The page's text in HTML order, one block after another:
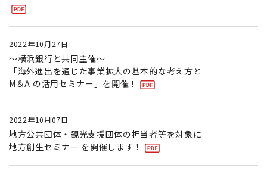
2022年10月27日
～横浜銀行と共同主催～
「海外進出を通じた事業拡大の基本的な考え方と
M＆A の活用セミナー」を開催！
2022年10月07日
地方公共団体・観光支援団体の担当者等を対象に
地方創生セミナー を開催します！